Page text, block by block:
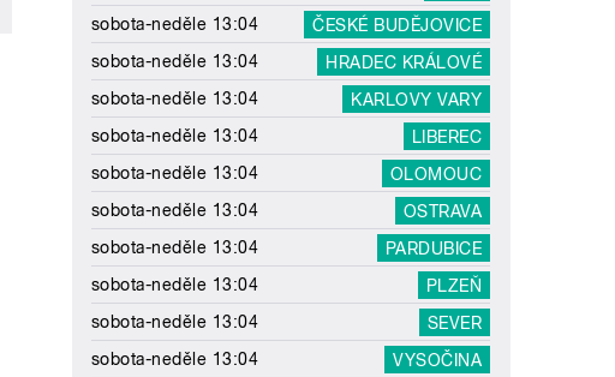
sobota-neděle 13:04
ČESKÉ BUDĚJOVICE
sobota-neděle 13:04
HRADEC KRÁLOVÉ
sobota-neděle 13:04
KARLOVY VARY
sobota-neděle 13:04
LIBEREC
sobota-neděle 13:04
OLOMOUC
sobota-neděle 13:04
OSTRAVA
sobota-neděle 13:04
PARDUBICE
sobota-neděle 13:04
PLZEŇ
sobota-neděle 13:04
SEVER
sobota-neděle 13:04
VYSOČINA